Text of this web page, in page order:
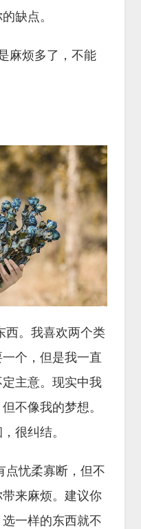
缺点。
麻烦多了，不能
西。我喜欢两个类
个，但是我一直
主意。现实中我
不像我的梦想。
很纠结。
点忧柔寡断，但不
来麻烦。建议你
一样的东西就不